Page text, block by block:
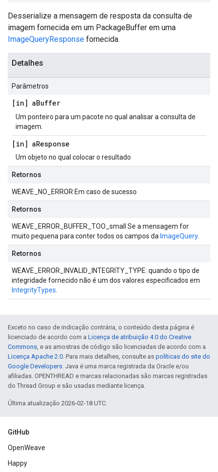
Desserialize a mensagem de resposta da consulta de
imagem fornecida em um PackageBuffer em uma
ImageQueryResponse fornecida.
Detalhes
Parâmetros
[in] aBuffer
Um ponteiro para um pacote no qual analisar a consulta de
imagem.
[in] aResponse
Um objeto no qual colocar o resultado
Retornos
WEAVE_NO_ERROR Em caso de sucesso
Retornos
WEAVE_ERROR_BUFFER_TOO_small Se a mensagem for
muito pequena para conter todos os campos da ImageQuery.
Retornos
WEAVE_ERROR_INVALID_INTEGRITY_TYPE: quando o tipo de
integridade fornecido não é um dos valores especificados em
IntegrityTypes
Exceto no caso de indicação contrária, o conteúdo desta página é
licenciado de acordo com a Licença de atribuição 4.0 do Creative
Commons, e as amostras de código são licenciadas de acordo com a
Licença Apache 2.0. Para mais detalhes, consulte as políticas do site do
Google Developers. Java é uma marca registrada da Oracle e/ou
afiliadas. OPENTHREAD e marcas relacionadas são marcas registradas
do Thread Group e são usadas mediante licença.
Última atualização 2026-02-18 UTC.
GitHub
OpenWeave
Happy